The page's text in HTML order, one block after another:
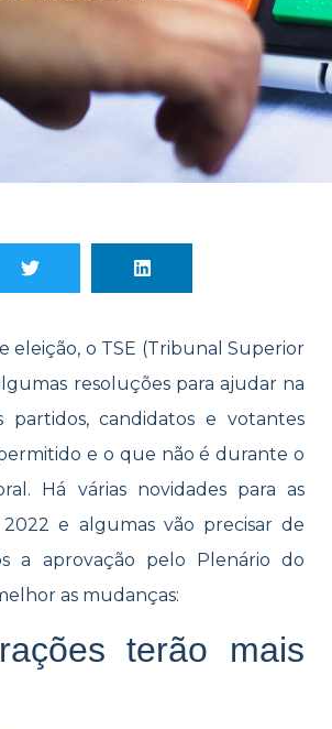
eleição, o TSE (Tribunal Superior
resoluções para ajudar na
partidos, candidatos e votantes
e o que não é durante o
Há várias novidades para as
e algumas vão precisar de
a aprovação pelo Plenário do
as mudanças:
terão mais